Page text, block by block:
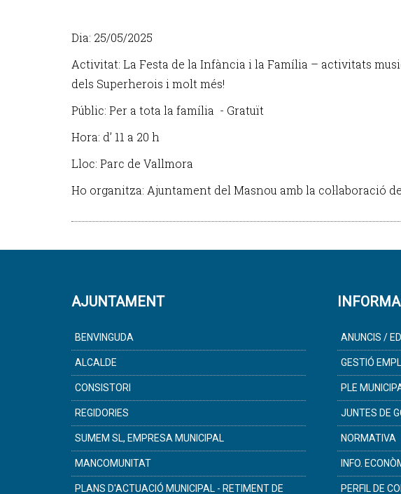
Dia: 25/05/2025
Activitat: La Festa de la Infància i la Família – activitats
dels Superherois i molt més!
Públic: Per a tota la família - Gratuït
Hora: d’ 11 a 20 h
Lloc: Parc de Vallmora
Ho organitza: Ajuntament del Masnou amb la col·laboració
AJUNTAMENT
BENVINGUDA
ALCALDE
CONSISTORI
REGIDORIES
SUMEM SL, EMPRESA MUNICIPAL
MANCOMUNITAT
PLANS D'ACTUACIÓ MUNICIPAL - RETIMENT DE
ANUNCIS /
GESTIÓ
PLE
JUNTES DE
NORMATIVA
INFO.
PERFIL DE